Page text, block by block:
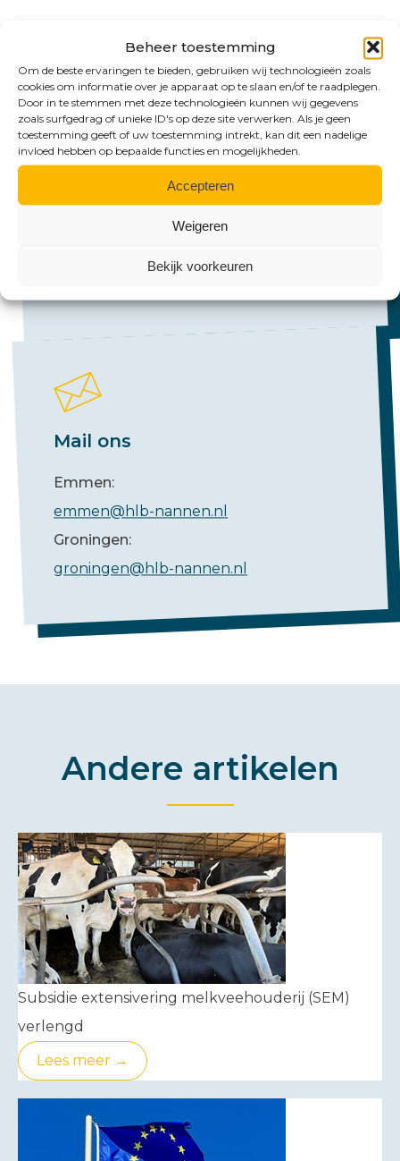
Beheer toestemming
Om de beste ervaringen te bieden, gebruiken wij technologieën zoals
cookies om informatie over je apparaat op te slaan en/of te raadplegen.
Door in te stemmen met deze technologieën kunnen wij gegevens
zoals surfgedrag of unieke ID's op deze site verwerken. Als je geen
toestemming geeft of uw toestemming intrekt, kan dit een nadelige
invloed hebben op bepaalde functies en mogelijkheden.
Accepteren
Weigeren
Bekijk voorkeuren
Bel ons
Emmen:
+31 (0)591 61 23 77
Mail ons
Emmen:
emmen@hlb-nannen.nl
Groningen:
groningen@hlb-nannen.nl
Andere artikelen
Subsidie extensivering melkveehouderij (SEM)
verlengd
Lees meer →